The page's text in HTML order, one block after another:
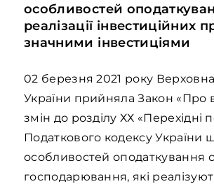
особливостей
реалізації інвестиційних
значними інвестиціями
02 березня 2021 року
України прийняла Закон «Про
змін до розділу ХХ «Перехідні
Податкового кодексу України
особливостей оподаткування
господарювання, які